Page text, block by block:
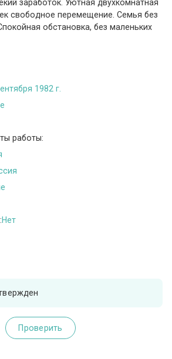
заработок. Уютная двухкомнатная
свободное перемещение. Семья без
обстановка, без маленьких
1982 г.
работы:
Нет
Проверить